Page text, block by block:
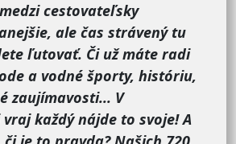
cestovateľsky
ale čas strávený tu
ľutovať. Či už máte radi
a vodné športy, históriu,
zaujímavosti... V
každý nájde to svoje! A